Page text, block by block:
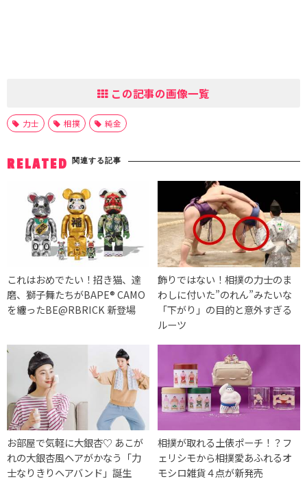
この記事の画像一覧
力士 相撲 純金
RELATED 関連する記事
これはおめでたい！招き猫、達
磨、獅子舞たちがBAPE®︎ CAMO
を纏ったBE@RBRICK 新登場
飾りではない！相撲の力士のま
わしに付いた”のれん”みたいな
「下がり」の目的と意外すぎる
ルーツ
お部屋で気軽に大銀杏♡ あこが
れの大銀杏風ヘアがかなう「力
士なりきりヘアバンド」誕生
相撲が取れる土俵ポーチ！？フ
ェリシモから相撲愛あふれるオ
モシロ雑貨４点が新発売